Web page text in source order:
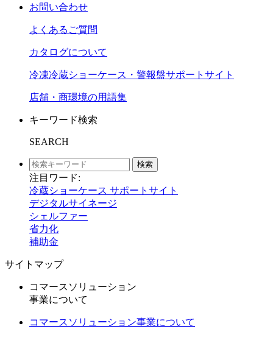
お問い合わせ
よくあるご質問
カタログについて
冷凍冷蔵ショーケース・警報盤サポートサイト
店舗・商環境の用語集
キーワード検索
SEARCH
検索
注目ワード:
冷蔵ショーケース サポートサイト
デジタルサイネージ
シェルファー
省力化
補助金
サイトマップ
コマースソリューション
事業について
コマースソリューション事業について